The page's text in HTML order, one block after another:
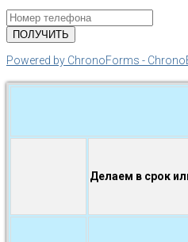
Powered by ChronoForms -
Делаем в срок